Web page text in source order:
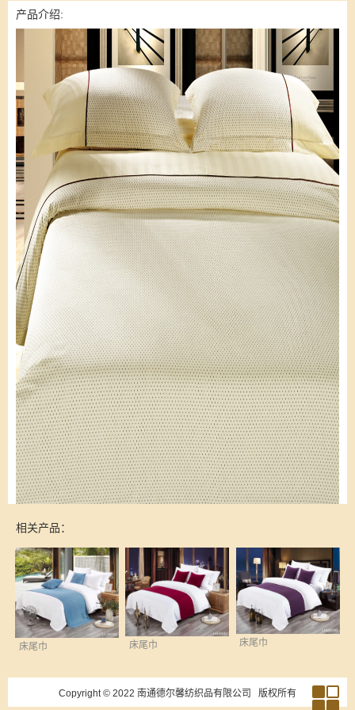
产品介绍:
相关产品：
床尾巾 床尾巾 床尾巾
Copyright © 2022 南通德尔馨纺织品有限公司 版权所有